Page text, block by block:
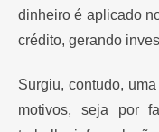
dinheiro é aplicado
crédito, gerando
Surgiu, contudo,
motivos, seja por